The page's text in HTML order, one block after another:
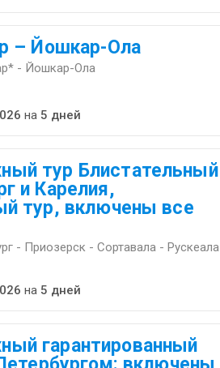
– Йошкар-Ола
- Йошкар-Ола
на 5 дней
тур Блистательный
и Карелия,
тур, включены все
- Приозерск - Сортавала - Рускеала
на 5 дней
гарантированный